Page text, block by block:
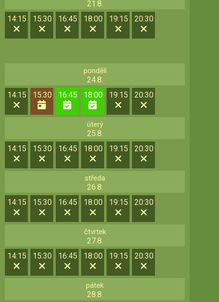
21.8.
14:15
15:30 16:45 18:00 19:15 20:30
pondělí
24.8.
14:15
15:30 16:45 18:00 19:15 20:30
úterý
25.8.
14:15
15:30 16:45 18:00 19:15 20:30
středa
26.8.
14:15
15:30 16:45 18:00 19:15 20:30
čtvrtek
27.8.
14:15
15:30 16:45 18:00 19:15 20:30
pátek
28.8.